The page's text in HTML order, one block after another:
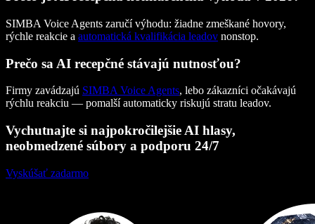
SIMBA Voice Agents zaručí výhodu: žiadne zmeškané hovory,
rýchle reakcie a automatická kvalifikácia leadov nonstop.
Prečo sa AI recepčné stávajú nutnosťou?
Firmy zavádzajú SIMBA Voice Agents, lebo zákazníci očakávajú
rýchlu reakciu — pomalší automaticky riskujú stratu leadov.
Vychutnajte si najpokročilejšie AI hlasy,
neobmedzené súbory a podporu 24/7
Vyskúšať zadarmo